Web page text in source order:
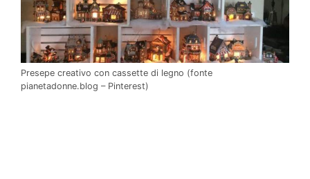
Presepe creativo con cassette di legno (fonte
pianetadonne.blog – Pinterest)